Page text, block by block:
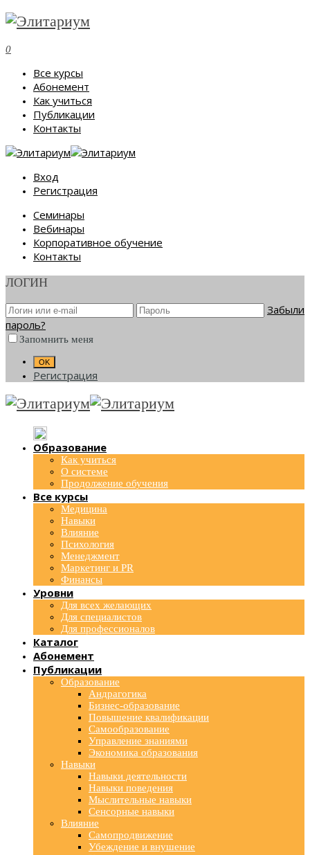
0
Все курсы
Абонемент
Как учиться
Публикации
Контакты
Вход
Регистрация
Семинары
Вебинары
Корпоративное обучение
Контакты
ЛОГИН
Забыли
пароль?
Запомнить меня
Регистрация
Образование
Как учиться
О системе
Продолжение обучения
Все курсы
Медицина
Навыки
Влияние
Психология
Менеджмент
Маркетинг и PR
Финансы
Уровни
Для всех желающих
Для специалистов
Для профессионалов
Каталог
Абонемент
Публикации
Образование
Андрагогика
Бизнес-образование
Повышение квалификации
Самообразование
Управление знаниями
Экономика образования
Навыки
Навыки деятельности
Навыки поведения
Мыслительные навыки
Сенсорные навыки
Влияние
Самопродвижение
Убеждение и внушение